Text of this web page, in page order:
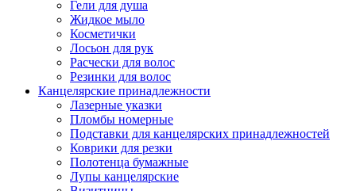
Гели для душа
Жидкое мыло
Косметички
Лосьон для рук
Расчески для волос
Резинки для волос
Канцелярские принадлежности
Лазерные указки
Пломбы номерные
Подставки для канцелярских принадлежностей
Коврики для резки
Полотенца бумажные
Лупы канцелярские